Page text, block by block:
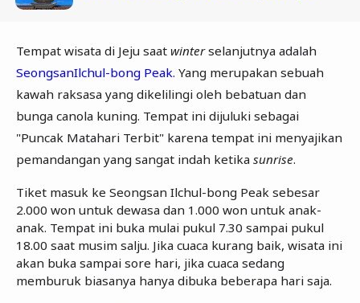
Tempat wisata di Jeju saat winterselanjutnya adalah
SeongsanIlchul-bong Peak. Yang merupakan sebuah
kawah raksasa yang dikelilingi oleh bebatuan dan
bunga canola kuning. Tempat ini dijuluki sebagai
"Puncak Matahari Terbit" karena tempat ini menyajikan
pemandangan yang sangat indah ketika sunrise.
Tiket masuk ke Seongsan Ilchul-bong Peak sebesar
2.000 won untuk dewasa dan 1.000 won untuk anak-
anak. Tempat ini buka mulai pukul 7.30 sampai pukul
18.00 saat musim salju. Jika cuaca kurang baik, wisata ini
akan buka sampai sore hari, jika cuaca sedang
memburuk biasanya hanya dibuka beberapa hari saja.